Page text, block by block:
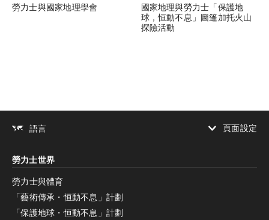
勞力士與國家地理學會
國家地理與勞力士「保護地
球，恒動不息」圖篷加托火山
探險活動
語言
頁面設定
增加對比度
停用
減少動畫
減少動畫
停用
勞力士世界
勞力士與體育
「藝術傳承・恒動不息」計劃
「保護地球・恒動不息」計劃